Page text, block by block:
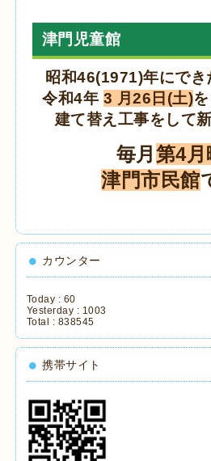
津門児童館
昭和46(1971)年にでき
令和4年 3 月26日(土)
建て替え工事をして
毎月 第4月
津門市民館
カウンター
Today : 60
Yesterday : 1003
Total : 838545
携帯サイト